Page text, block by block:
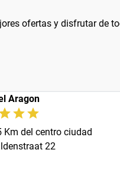
ofertas y disfrutar de
Aragon
Km del centro ciudad
22